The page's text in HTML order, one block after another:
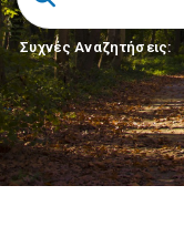
Συχνές Αναζητήσεις: